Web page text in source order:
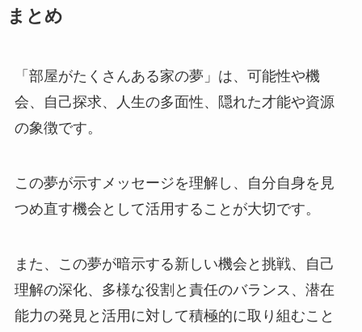
まとめ
「部屋がたくさんある家の夢」は、可能性や機
会、自己探求、人生の多面性、隠れた才能や資源
の象徴です。
この夢が示すメッセージを理解し、自分自身を見
つめ直す機会として活用することが大切です。
また、この夢が暗示する新しい機会と挑戦、自己
理解の深化、多様な役割と責任のバランス、潜在
能力の発見と活用に対して積極的に取り組むこと